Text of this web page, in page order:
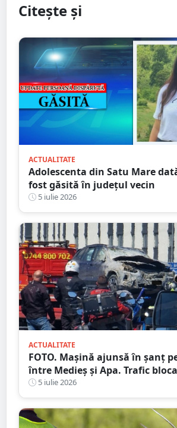
Citește și
ACTUALITATE
Adolescenta din Satu Mare
fost găsită în județul vecin
5 iulie 2026
ACTUALITATE
FOTO. Mașină ajunsă în șanț
între Medieș și Apa. Trafic
5 iulie 2026